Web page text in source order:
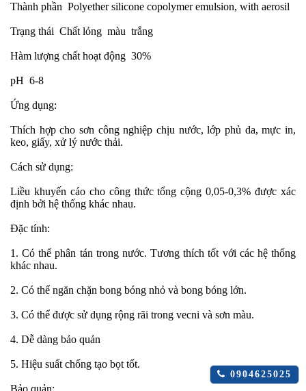
Thành phần Polyether silicone copolymer emulsion, with aerosil
Trạng thái Chất lỏng màu trắng
Hàm lượng chất hoạt động 30%
pH 6-8
Ứng dụng:
Thích hợp cho sơn công nghiệp chịu nước, lớp phủ da, mực in,
keo, giấy, xử lý nước thải.
Cách sử dụng:
Liều khuyến cáo cho công thức tổng cộng 0,05-0,3% được xác
định bởi hệ thống khác nhau.
Đặc tính:
1. Có thể phân tán trong nước. Tương thích tốt với các hệ thống
khác nhau.
2. Có thể ngăn chặn bong bóng nhỏ và bong bóng lớn.
3. Có thể được sử dụng rộng rãi trong vecni và sơn màu.
4. Dễ dàng bảo quản
5. Hiệu suất chống tạo bọt tốt.
Click
để
0904625025